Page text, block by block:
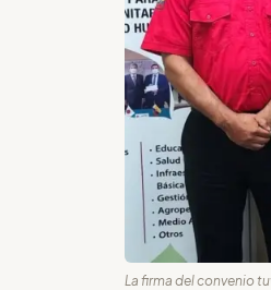
La firma del convenio